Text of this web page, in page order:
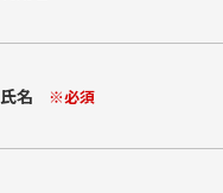
氏名 ※必須